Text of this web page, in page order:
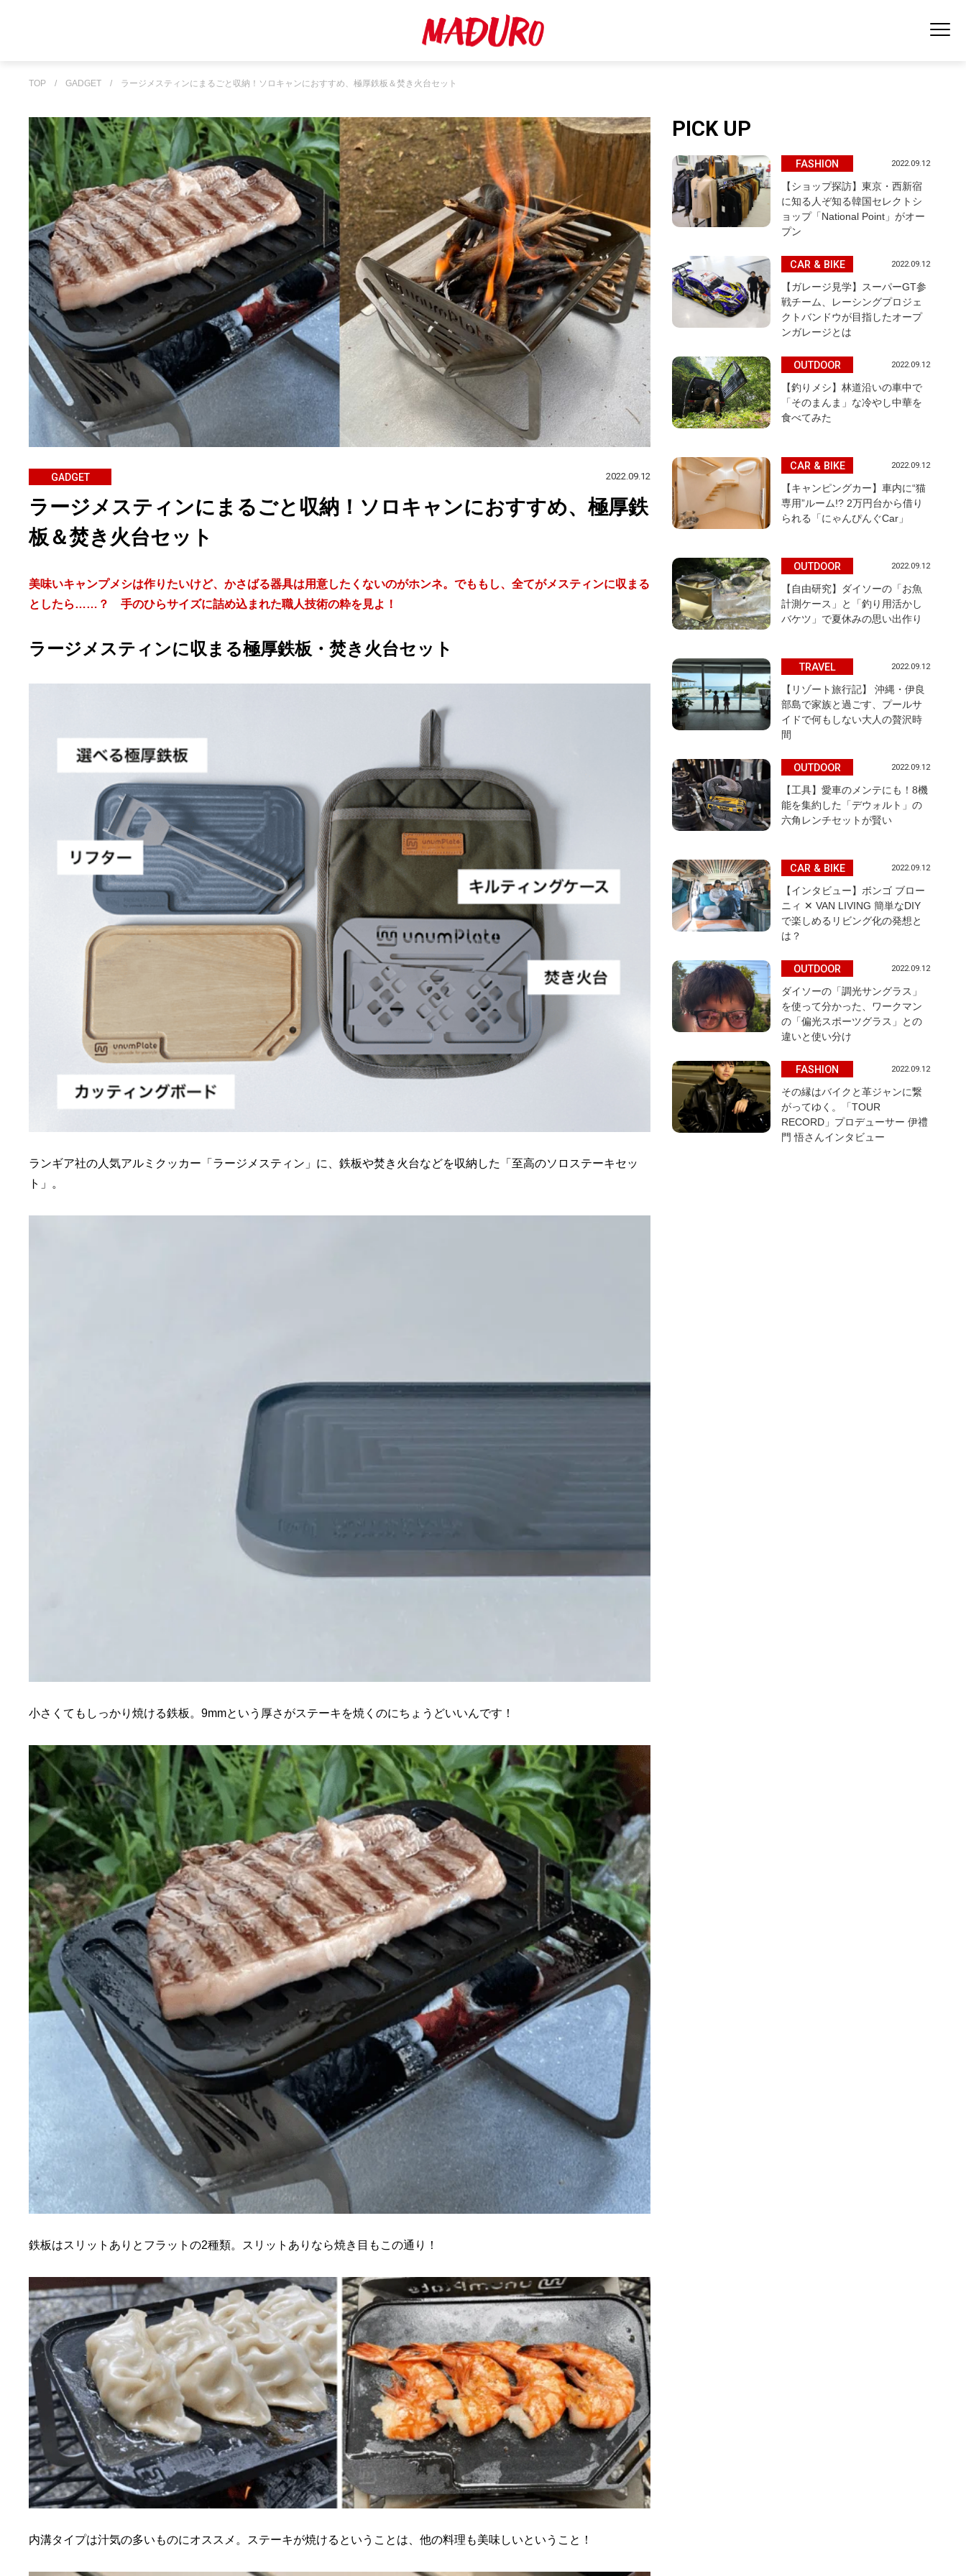
TOP / GADGET / ラージメスティンにまるごと収納！ソロキャンにおすすめ、極厚鉄板＆焚き火台セット
GADGET 2022.09.12
ラージメスティンにまるごと収納！ソロキャンにおすすめ、極厚鉄
板＆焚き火台セット
美味いキャンプメシは作りたいけど、かさばる器具は用意したくないのがホンネ。でももし、全てがメスティンに収まる
としたら……？ 手のひらサイズに詰め込まれた職人技術の粋を見よ！
ラージメスティンに収まる極厚鉄板・焚き火台セット
ランギア社の人気アルミクッカー「ラージメスティン」に、鉄板や焚き火台などを収納した「至高のソロステーキセッ
ト」。
小さくてもしっかり焼ける鉄板。9mmという厚さがステーキを焼くのにちょうどいいんです！
鉄板はスリットありとフラットの2種類。スリットありなら焼き目もこの通り！
内溝タイプは汁気の多いものにオススメ。ステーキが焼けるということは、他の料理も美味しいということ！
PICK UP
FASHION 2022.09.12
【ショップ探訪】東京・西新宿
に知る人ぞ知る韓国セレクトシ
ョップ「National Point」がオー
プン
CAR & BIKE 2022.09.12
【ガレージ見学】スーパーGT参
戦チーム、レーシングプロジェ
クトバンドウが目指したオープ
ンガレージとは
OUTDOOR 2022.09.12
【釣りメシ】林道沿いの車中で
「そのまんま」な冷やし中華を
食べてみた
CAR & BIKE 2022.09.12
【キャンピングカー】車内に“猫
専用”ルーム!? 2万円台から借り
られる「にゃんぴんぐCar」
OUTDOOR 2022.09.12
【自由研究】ダイソーの「お魚
計測ケース」と「釣り用活かし
バケツ」で夏休みの思い出作り
TRAVEL 2022.09.12
【リゾート旅行記】 沖縄・伊良
部島で家族と過ごす、プールサ
イドで何もしない大人の贅沢時
間
OUTDOOR 2022.09.12
【工具】愛車のメンテにも！8機
能を集約した「デウォルト」の
六角レンチセットが賢い
CAR & BIKE 2022.09.12
【インタビュー】ボンゴ ブロー
ニィ ✕ VAN LIVING 簡単なDIY
で楽しめるリビング化の発想と
は？
OUTDOOR 2022.09.12
ダイソーの「調光サングラス」
を使って分かった、ワークマン
の「偏光スポーツグラス」との
違いと使い分け
FASHION 2022.09.12
その縁はバイクと革ジャンに繋
がってゆく。「TOUR
RECORD」プロデューサー 伊禮
門 悟さんインタビュー